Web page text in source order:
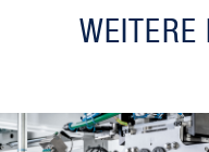
WEITERE